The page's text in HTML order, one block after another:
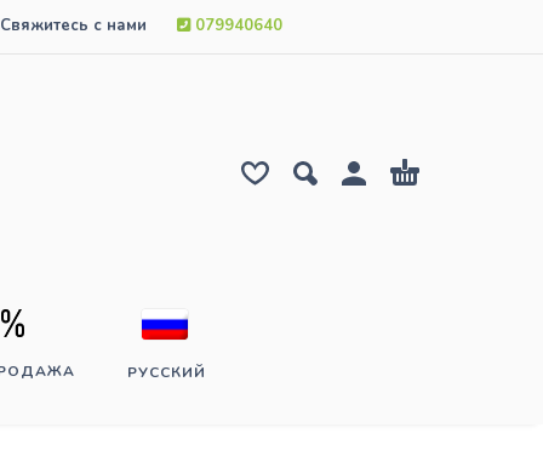
Свяжитесь с нами 079940640
РУССКИЙ